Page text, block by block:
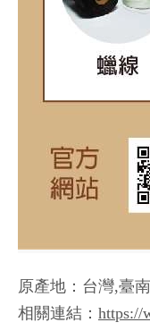
原產地：台灣,臺
相關連結： https://